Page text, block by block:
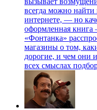
всегда можно
интернете, — но
оформленная книга
«Фонтанка»
магазины о том,
дорогие, и чем они
всех смыслах